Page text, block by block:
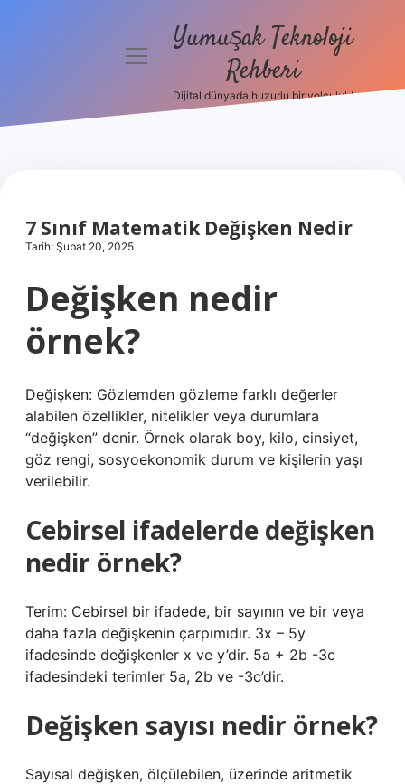
Hakkımızda
menüyüYumuşak Teknoloji
Rehberi
Dijital dünyada huzurlu bir yolculuk!
7 Sınıf Matematik Değişken Nedir
Tarih: Şubat 20, 2025
Değişken nedir
örnek?
Değişken: Gözlemden gözleme farklı değerler
alabilen özellikler, nitelikler veya durumlara
“değişken” denir. Örnek olarak boy, kilo, cinsiyet,
göz rengi, sosyoekonomik durum ve kişilerin yaşı
verilebilir.
Cebirsel ifadelerde değişken
nedir örnek?
Terim: Cebirsel bir ifadede, bir sayının ve bir veya
daha fazla değişkenin çarpımıdır. 3x – 5y
ifadesinde değişkenler x ve y’dir. 5a + 2b -3c
ifadesindeki terimler 5a, 2b ve -3c’dir.
Değişken sayısı nedir örnek?
Sayısal değişken, ölçülebilen, üzerinde aritmetik